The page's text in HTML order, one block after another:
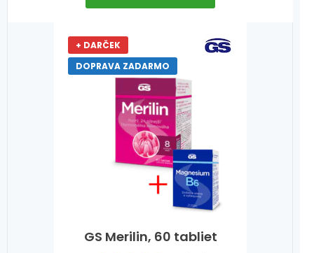
GS Merilin, 60 tabliet
+ DARČEK
DOPRAVA ZADARMO